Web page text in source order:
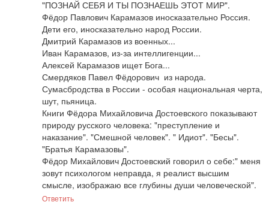
"ПОЗНАЙ СЕБЯ И ТЫ ПОЗНАЕШЬ ЭТОТ МИР".
Фёдор Павлович Карамазов иносказательно Россия.
Дети его, иносказательно народ России.
Дмитрий Карамазов из военных...
Иван Карамазов, из-за интеллигенции...
Алексей Карамазов ищет Бога...
Смердяков Павел Фёдорович  из народа.
Сумасбродства в России - особая национальная черта,
шут, пьяница.
Книги Фёдора Михайловича Достоевского показывают
природу русского человека: "преступление и
наказание". "Смешной человек". " Идиот". "Бесы".
"Братья Карамазовы".
Фёдор Михайлович Достоевский говорил о себе:" меня
зовут психологом неправда, я реалист высшим
смысле, изображаю все глубины души человеческой".
Ответить